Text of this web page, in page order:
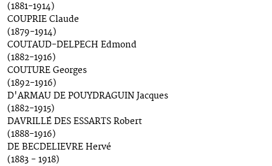
(1881-1914)
COUPRIE Claude
(1879-1914)
COUTAUD-DELPECH Edmond
(1882-1916)
COUTURE Georges
(1892-1916)
D'ARMAU DE POUYDRAGUIN Jacques
(1882-1915)
DAVRILLÉ DES ESSARTS Robert
(1888-1916)
DE BECDELIEVRE Hervé
(1883 - 1918)